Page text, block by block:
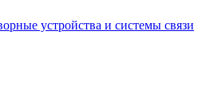
устройства и системы связи